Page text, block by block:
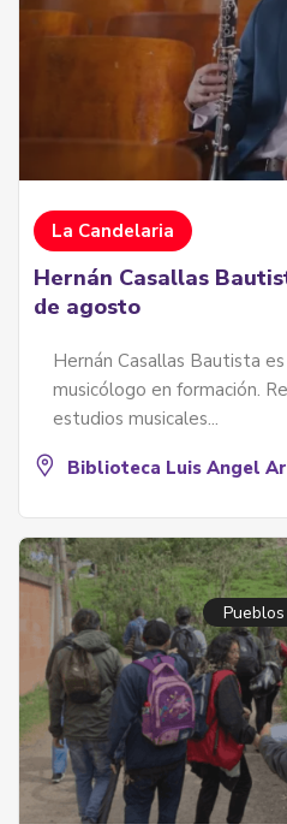
La Candelaria
Hernán Casallas
de agosto
Hernán Casallas Bautista
musicólogo en formación.
estudios musicales...
Biblioteca Luis Angel